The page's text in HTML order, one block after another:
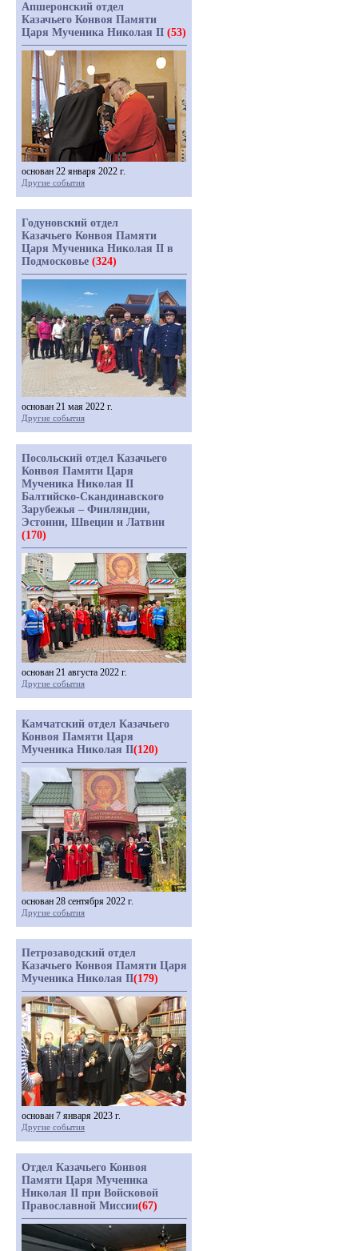
Апшеронский отдел
Казачьего Конвоя Памяти
Царя Мученика Николая II (53)
основан 22 января 2022 г.
Другие события
Годуновский отдел
Казачьего Конвоя Памяти
Царя Мученика Николая II в
Подмосковье (324)
основан 21 мая 2022 г.
Другие события
Посольский отдел Казачьего
Конвоя Памяти Царя
Мученика Николая II
Балтийско-Скандинавского
Зарубежья – Финляндии,
Эстонии, Швеции и Латвии
(170)
основан 21 августа 2022 г.
Другие события
Камчатский отдел Казачьего
Конвоя Памяти Царя
Мученика Николая II(120)
основан 28 сентября 2022 г.
Другие события
Петрозаводский отдел
Казачьего Конвоя Памяти Царя
Мученика Николая II(179)
основан 7 января 2023 г.
Другие события
Отдел Казачьего Конвоя
Памяти Царя Мученика
Николая II при Войсковой
Православной Миссии(67)